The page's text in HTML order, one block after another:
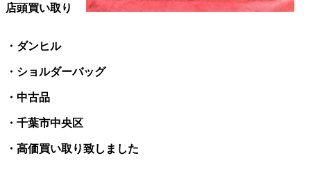
店頭買い取り
・ダンヒル
・ショルダーバッグ
・中古品
・千葉市中央区
・高価買い取り致しました